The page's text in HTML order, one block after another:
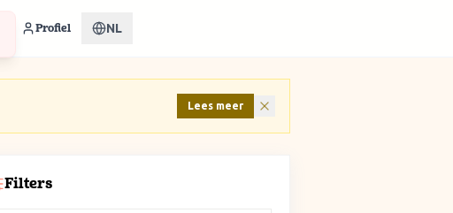
Profiel NL
Lees meer
Filters